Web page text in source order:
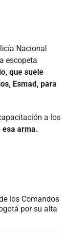
Nacional
escopeta
que suele
Esmad, para
a los
esa arma.
los Comandos
por su alta